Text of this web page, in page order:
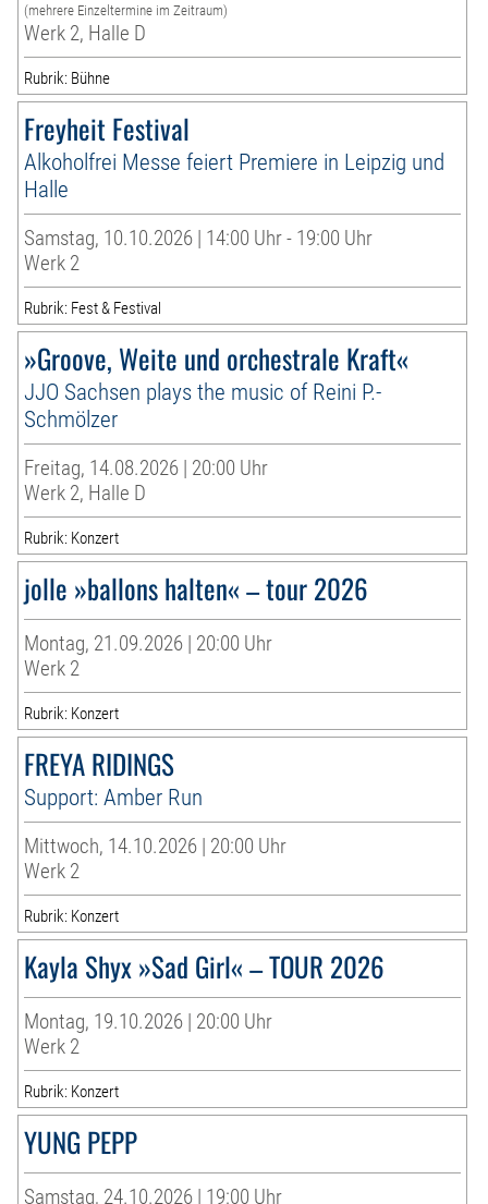
(mehrere Einzeltermine im Zeitraum)
Werk 2, Halle D
Rubrik: Bühne
Freyheit Festival
Alkoholfrei Messe feiert Premiere in Leipzig und
Halle
Samstag, 10.10.2026 | 14:00 Uhr - 19:00 Uhr
Werk 2
Rubrik: Fest & Festival
»Groove, Weite und orchestrale Kraft«
JJO Sachsen plays the music of Reini P.-
Schmölzer
Freitag, 14.08.2026 | 20:00 Uhr
Werk 2, Halle D
Rubrik: Konzert
jolle »ballons halten« – tour 2026
Montag, 21.09.2026 | 20:00 Uhr
Werk 2
Rubrik: Konzert
FREYA RIDINGS
Support: Amber Run
Mittwoch, 14.10.2026 | 20:00 Uhr
Werk 2
Rubrik: Konzert
Kayla Shyx »Sad Girl« – TOUR 2026
Montag, 19.10.2026 | 20:00 Uhr
Werk 2
Rubrik: Konzert
YUNG PEPP
Samstag, 24.10.2026 | 19:00 Uhr